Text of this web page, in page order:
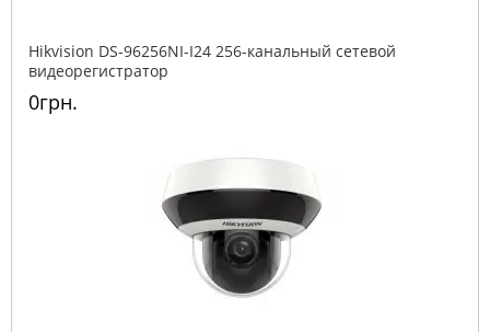
Hikvision DS-96256NI-I24 256-канальный сетевой
видеорегистратор
0грн.